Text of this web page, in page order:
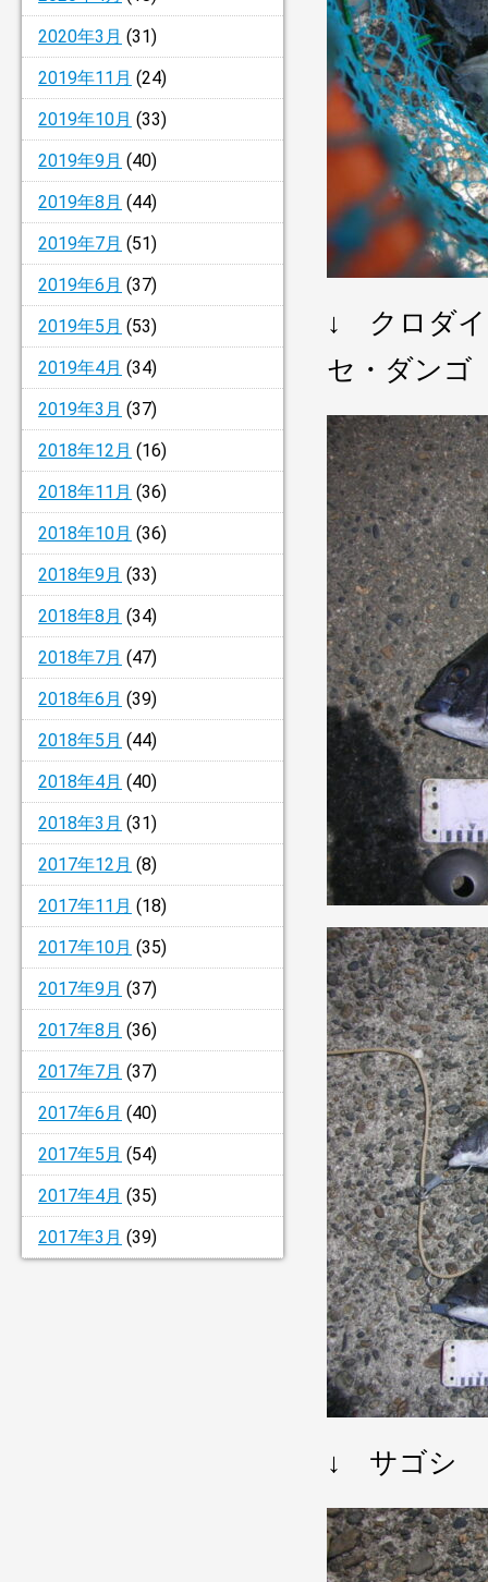
2020年3月 (31)
2019年11月 (24)
2019年10月 (33)
2019年9月 (40)
2019年8月 (44)
2019年7月 (51)
2019年6月 (37)
2019年5月 (53)
2019年4月 (34)
2019年3月 (37)
2018年12月 (16)
2018年11月 (36)
2018年10月 (36)
2018年9月 (33)
2018年8月 (34)
2018年7月 (47)
2018年6月 (39)
2018年5月 (44)
2018年4月 (40)
2018年3月 (31)
2017年12月 (8)
2017年11月 (18)
2017年10月 (35)
2017年9月 (37)
2017年8月 (36)
2017年7月 (37)
2017年6月 (40)
2017年5月 (54)
2017年4月 (35)
2017年3月 (39)
↓ クロダ
セ・ダンゴ
↓ サゴシ